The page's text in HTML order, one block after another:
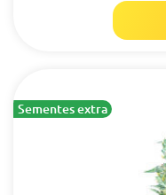
Sementes extra